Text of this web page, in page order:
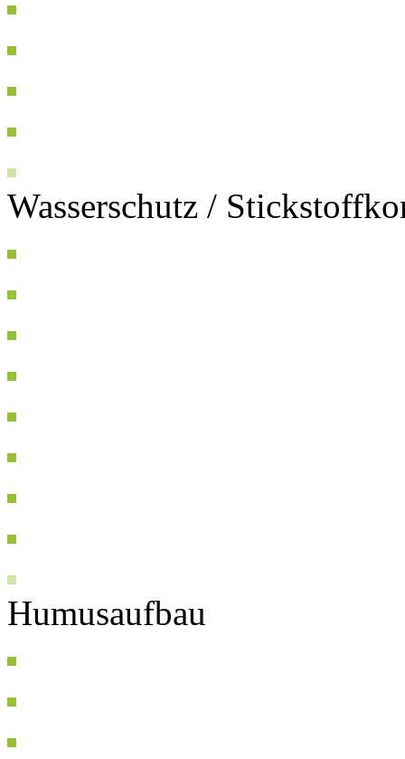
Wasserschutz /
Humusaufbau